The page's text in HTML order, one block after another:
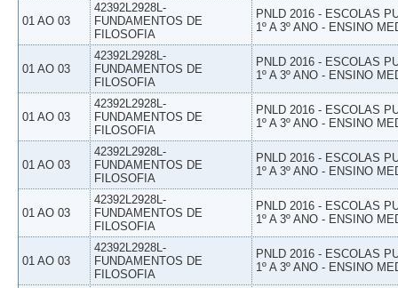
01 AO 03
42392L2928L-
FUNDAMENTOS DE
FILOSOFIA
PNLD 2016 - ESCOLAS
1º A 3º ANO - ENSINO
01 AO 03
42392L2928L-
FUNDAMENTOS DE
FILOSOFIA
PNLD 2016 - ESCOLAS
1º A 3º ANO - ENSINO
01 AO 03
42392L2928L-
FUNDAMENTOS DE
FILOSOFIA
PNLD 2016 - ESCOLAS
1º A 3º ANO - ENSINO
01 AO 03
42392L2928L-
FUNDAMENTOS DE
FILOSOFIA
PNLD 2016 - ESCOLAS
1º A 3º ANO - ENSINO
01 AO 03
42392L2928L-
FUNDAMENTOS DE
FILOSOFIA
PNLD 2016 - ESCOLAS
1º A 3º ANO - ENSINO
01 AO 03
42392L2928L-
FUNDAMENTOS DE
FILOSOFIA
PNLD 2016 - ESCOLAS
1º A 3º ANO - ENSINO